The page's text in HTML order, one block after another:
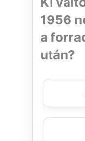
1956
a
után?